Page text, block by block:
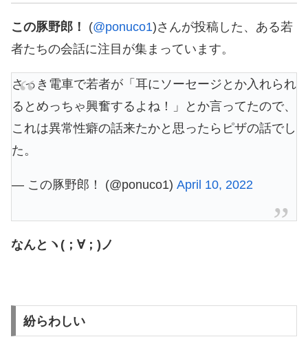
この豚野郎！ (@ponuco1)さんが投稿した、ある若
者たちの会話に注目が集まっています。
さっき電車で若者が「耳にソーセージとか入れられ
るとめっちゃ興奮するよね！」とか言ってたので、
これは異常性癖の話来たかと思ったらピザの話でし
た。
— この豚野郎！ (@ponuco1) April 10, 2022
なんとヽ(；∀；)ノ
紛らわしい